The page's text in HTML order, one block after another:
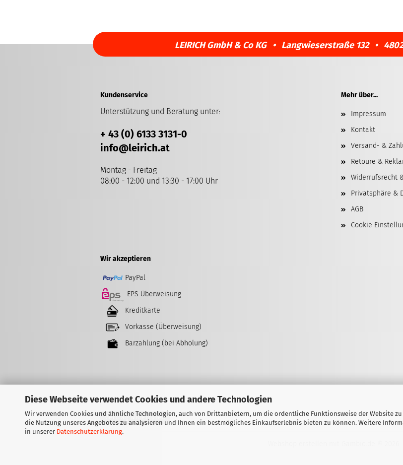
Diese Webseite verwendet Cookies und andere Technologien
Wir verwenden Cookies und ähnliche Technologien, auch von Drittanbietern, um die ordentliche Funktionsweise der Website
die Nutzung unseres Angebotes zu analysieren und Ihnen ein bestmögliches Einkaufserlebnis bieten zu können. Weitere
in unserer Datenschutzerklärung.
LEIRICH GmbH & Co KG • Langwieserstraße 132 •
Kundenservice
Unterstützung und Beratung unter:
+ 43 (0) 6133 3131-0
info@leirich.at
Montag - Freitag
08:00 - 12:00 und 13:30 - 17:00 Uhr
Mehr über...
Impressum
Kontakt
Versand- &
Retoure &
Widerrufsrecht
Privatsphäre &
AGB
Cookie
Wir akzeptieren
PayPal
EPS Überweisung
Kreditkarte
Vorkasse (Überweisung)
Barzahlung (bei Abholung)
Vertrag widerrufen